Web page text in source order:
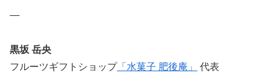
—
黒坂 岳央
フルーツギフトショップ「水菓子 肥後庵」 代表